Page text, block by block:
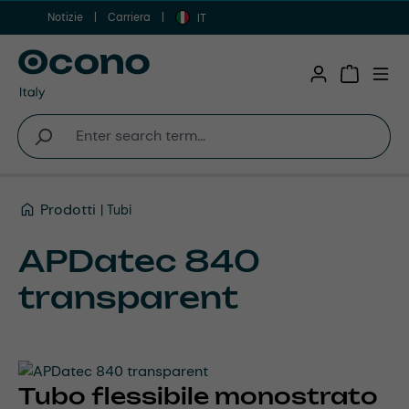
Vai al contenuto principale
Notizie Carriera IT
Prodotti Tubi
APDatec 840
transparent
Tubo flessibile monostrato